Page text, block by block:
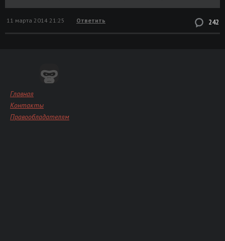
242
11 марта 2014 21:25 Ответить
Главная
Контакты
Правообладателям